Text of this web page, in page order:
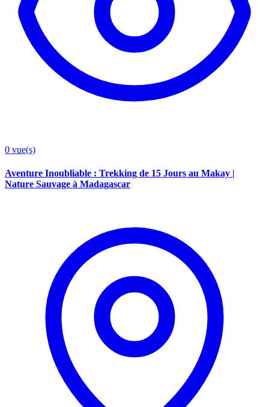
0 vue(s)
Aventure Inoubliable : Trekking de 15 Jours au Makay |
Nature Sauvage à Madagascar